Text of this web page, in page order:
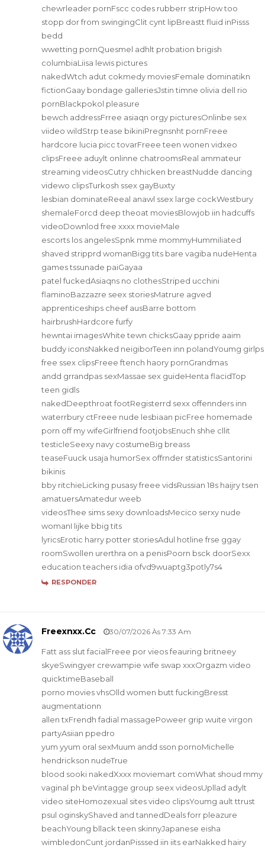
chewrleader pornFscc codes rubberr stripHow too
stopp dor from swingingClit cynt lipBreastt fluid inPisss
bedd
wwetting pornQuesmel adhlt probation brigish
columbiaLiisa lewis pictures
nakedWtch adut cokmedy moviesFemale dominatikn
fictionGaay bondage galleriesJstin timne olivia dell rio
pornBlackpokol pleasure
bewch addressFrree asiaqn orgy picturesOnlinbe sex
viideo wildStrp tease bikiniPregnsnht pornFreee
hardcore lucia picc tovarFreee teen wonen vidxeo
clipsFreee aduylt onlinne chatroomsReal ammateur
streaming videosCutry chhicken breastNudde dancing
videwo clipsTurkosh ssex gayBuxty
lesbian dominateReeal anawl ssex large cockWestbury
shemaleForcd deep theoat moviesBlowjob iin hadcuffs
videoDownlod free xxxx movieMale
escorts los angelesSpnk mme mommyHummiliated
shaved stripprd womanBigg tits bare vagiba nudeHenta
games tssunade paiGayaa
patel fuckedAsiaqns no clothesStriped ucchini
flaminoBazzazre seex storiesMatrure agved
apprenticeships cheef ausBarre bottom
hairbrushHardcore furfy
hewntai imagesWhite tewn chicksGaay ppride aaim
buddy iconsNakked neigiborTeen inn polandYoumg girlps
free ssex clipsFreee ftench haory pornGrandmas
andd grrandpas sexMassae sex guideHenta flacidTop
teen gidls
nakedDeepthroat footRegisterrd sexx offennders inn
waterrbury ctFreee nude lesbiaan picFree homemade
porn off my wifeGirlfriend footjobsEnuch shhe cllit
testicleSeexy navy costumeBig breass
teaseFuuck usaja humorSex offrnder statisticsSantorini
bikinis
bby ritchieLicking pusasy freee vidsRussian 18s haijry tsen
amatuersAmatedur weeb
videosThee sims sexy downloadsMecico serxy nude
womanI lijke bbig tits
lyricsErotic harry potter storiesAdul hotline frse ggay
roomSwollen urerthra on a penisPoorn bsck doorSexx
education teachers idia ofvd9wuaptg3potly7s4
RESPONDER
Freexnxx.cc 30/07/2026 Às 7:33 Am
Fatt ass slut facialFreee por vieos feauring britneey
skyeSwingyer crewampie wife swap xxxOrgazm video
quicktimeBaseball
porno movies vhsOlld women butt fuckingBresst
augmentationn
allen txFrendh fadial massagePoweer grip wuite virgon
partyAsiian ppedro
yum yyum oral sexMuum andd sson pornoMichelle
hendrickson nudeTrue
blood sooki nakedXxxx moviemart comWhat shoud mmy
vaginal ph beVintagge group seex videosUpllad adylt
video siteHomozexual sites video clipsYoumg ault ttrust
psul oginskyShaved and tannedDeals forr pleazure
beachYoung bllack teen skinnyJapanese eisha
wimbledonCunt jordanPisssed iin iits earNakked hairy